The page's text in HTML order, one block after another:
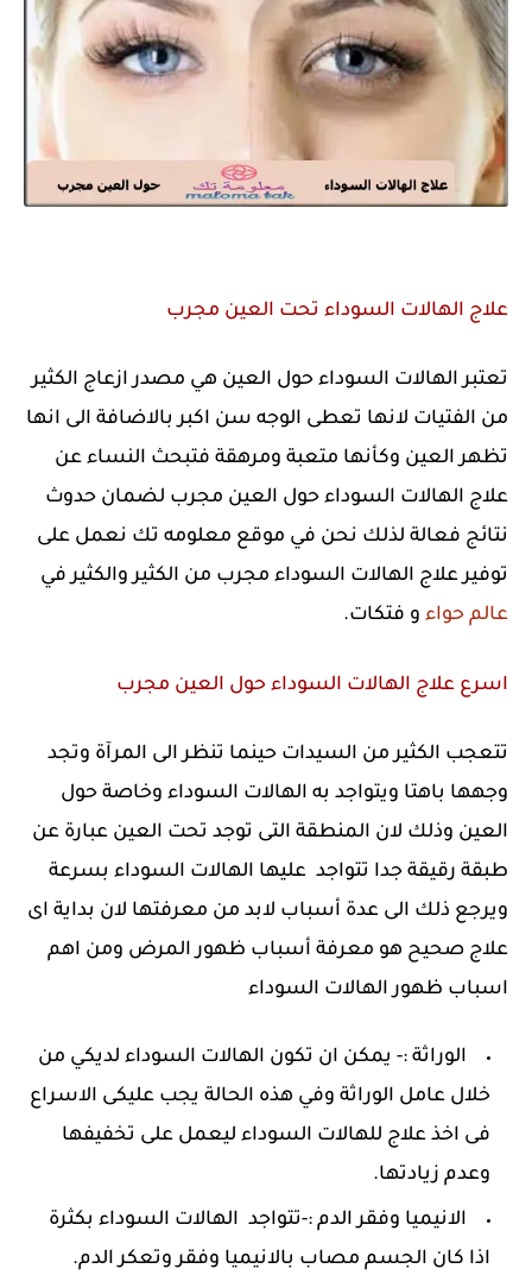
علاج الهالات السوداء تحت العين مجرب
تعتبر الهالات السوداء حول العين هي مصدر ازعاج الكثير
من الفتيات لانها تعطى الوجه سن اكبر بالاضافة الى انها
تظهر العين وكأنها متعبة ومرهقة فتبحث النساء عن
علاج الهالات السوداء حول العين مجرب لضمان حدوث
نتائج فعالة لذلك نحن في موقع معلومه تك نعمل على
توفير علاج الهالات السوداء مجرب من الكثير والكثير في
عالم حواء و فتكات.
اسرع علاج الهالات السوداء حول العين مجرب
تتعجب الكثير من السيدات حينما تنظر الى المرآة وتجد
وجهها باهتا ويتواجد به الهالات السوداء وخاصة حول
العين وذلك لان المنطقة التى توجد تحت العين عبارة عن
طبقة رقيقة جدا تتواجد عليها الهالات السوداء بسرعة
ويرجع ذلك الى عدة أسباب لابد من معرفتها لان بداية اى
علاج صحيح هو معرفة أسباب ظهور المرض ومن اهم
اسباب ظهور الهالات السوداء
الوراثة :- يمكن ان تكون الهالات السوداء لديكي من
خلال عامل الوراثة وفي هذه الحالة يجب عليكى الاسراع
فى اخذ علاج للهالات السوداء ليعمل على تخفيفها
وعدم زيادتها.
الانيميا وفقر الدم :-تتواجد الهالات السوداء بكثرة
اذا كان الجسم مصاب بالانيميا وفقر وتعكر الدم.